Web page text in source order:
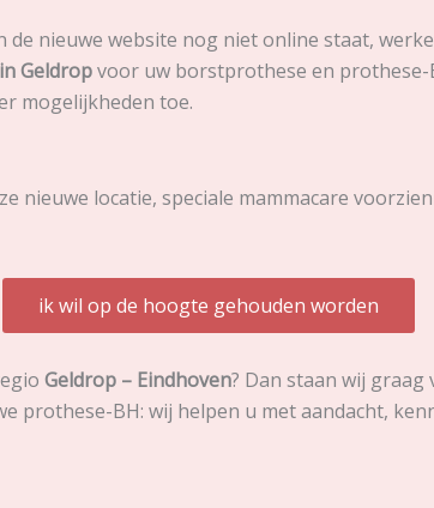
nieuwe website nog niet online staat,
Geldropvoor uw borstprothese en prothese-
mogelijkheden toe.
nieuwe locatie, speciale mammacare
ik wil op de hoogte gehouden worden
Geldrop – Eindhoven? Dan staan wij
BH: wij helpen u met aandacht,